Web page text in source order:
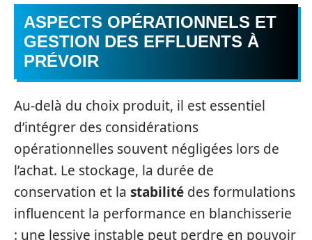
ASPECTS OPÉRATIONNELS ET
GESTION DES EFFLUENTS À
PRÉVOIR
Au-delà du choix produit, il est essentiel
d’intégrer des considérations
opérationnelles souvent négligées lors de
l’achat. Le stockage, la durée de
conservation et la stabilité des formulations
influencent la performance en blanchisserie
: une lessive instable peut perdre en pouvoir